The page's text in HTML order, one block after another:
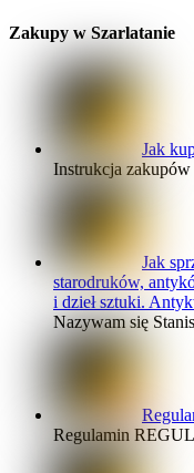
Zakupy w Szarlatanie
Jak
Instrukcja
Jak
starodruków,
i dzieł sztuki.
Nazywam się
Regulamin